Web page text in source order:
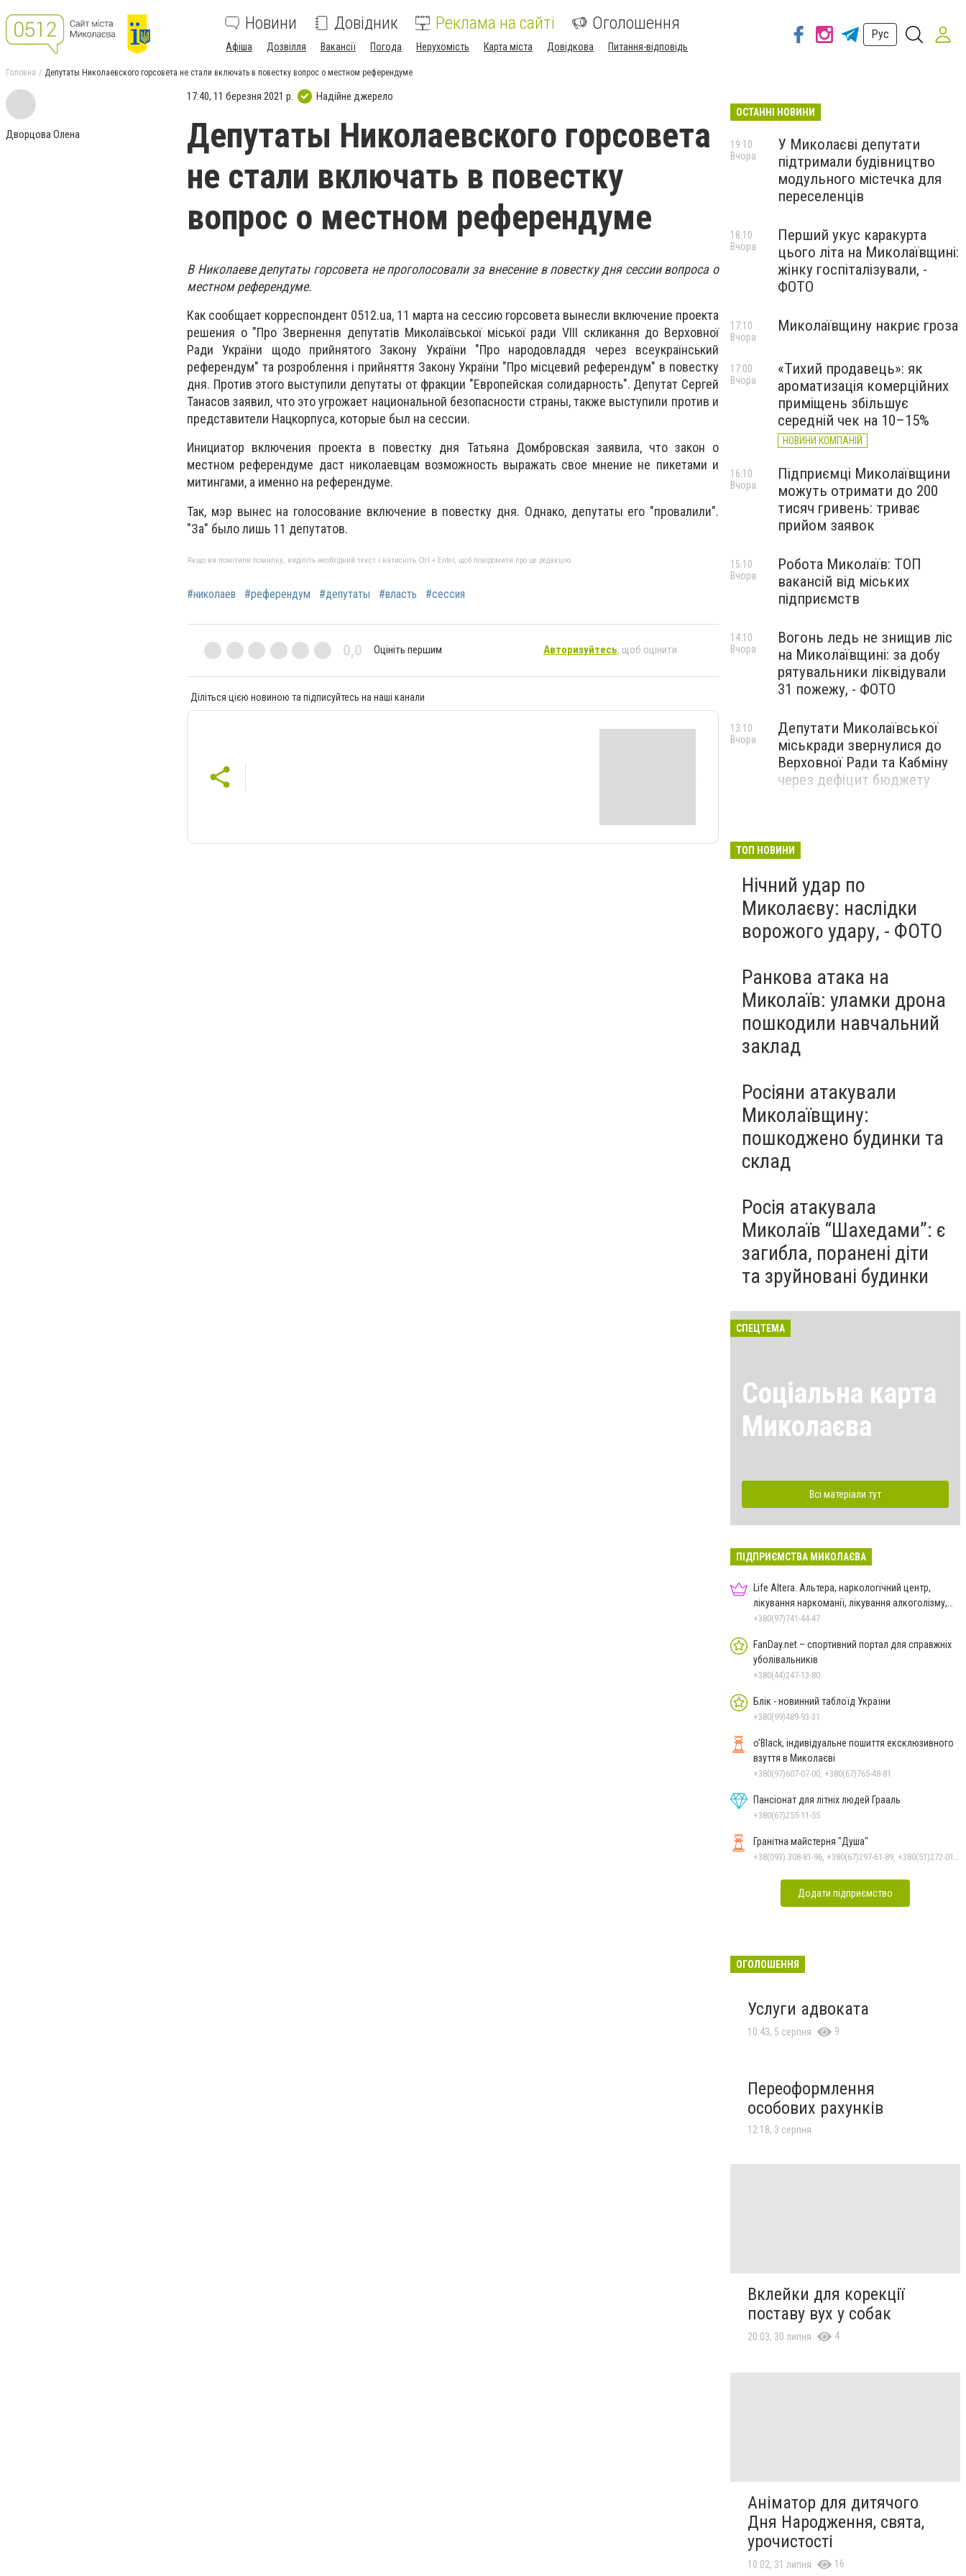
Новини Довідник Реклама на сайті Оголошення
Афіша Дозвілля Вакансії Погода Нерухомість Карта міста Довідкова Питання-відповідь
Рус
Головна Депутаты Николаевского горсовета не стали включать в повестку вопрос о местном референдуме
Дворцова Олена
17:40, 11 березня 2021 р. Надійне джерело
Депутаты Николаевского горсовета
не стали включать в повестку
вопрос о местном референдуме
В Николаеве депутаты горсовета не проголосовали за внесение в повестку дня сессии вопроса о
местном референдуме.
Как сообщает корреспондент 0512.ua, 11 марта на сессию горсовета вынесли включение проекта
решения о "Про Звернення депутатів Миколаївської міської ради VIII скликання до Верховної
Ради України щодо прийнятого Закону України "Про народовладдя через всеукраїнський
референдум" та розроблення і прийняття Закону України "Про місцевий референдум" в повестку
дня. Против этого выступили депутаты от фракции "Европейская солидарность". Депутат Сергей
Танасов заявил, что это угрожает национальной безопасности страны, также выступили против и
представители Нацкорпуса, которые был на сессии.
Инициатор включения проекта в повестку дня Татьяна Домбровская заявила, что закон о
местном референдуме даст николаевцам возможность выражать свое мнение не пикетами и
митингами, а именно на референдуме.
Так, мэр вынес на голосование включение в повестку дня. Однако, депутаты его "провалили".
"За" было лишь 11 депутатов.
Якщо ви помітили помилку, виділіть необхідний текст і натисніть Ctrl + Enter, щоб повідомити про це редакцію
#николаев #референдум #депутаты #власть #сессия
0,0 Оцініть першим Авторизуйтесь, щоб оцінити
Діліться цією новиною та підписуйтесь на наші канали
ОСТАННІ НОВИНИ
У Миколаєві депутати
підтримали будівництво
модульного містечка для
переселенців
19:10
Вчора
Перший укус каракурта
цього літа на Миколаївщині:
жінку госпіталізували, -
ФОТО
18:10
Вчора
Миколаївщину накриє гроза
17:10
Вчора
«Тихий продавець»: як
ароматизація комерційних
приміщень збільшує
середній чек на 10–15%
НОВИНИ КОМПАНІЙ
17:00
Вчора
Підприємці Миколаївщини
можуть отримати до 200
тисяч гривень: триває
прийом заявок
16:10
Вчора
Робота Миколаїв: ТОП
вакансій від міських
підприємств
15:10
Вчора
Вогонь ледь не знищив ліс
на Миколаївщині: за добу
рятувальники ліквідували
31 пожежу, - ФОТО
14:10
Вчора
Депутати Миколаївської
міськради звернулися до
Верховної Ради та Кабміну
через дефіцит бюджету
13:10
Вчора
ТОП НОВИНИ
Нічний удар по
Миколаєву: наслідки
ворожого удару, - ФОТО
Ранкова атака на
Миколаїв: уламки дрона
пошкодили навчальний
заклад
Росіяни атакували
Миколаївщину:
пошкоджено будинки та
склад
Росія атакувала
Миколаїв “Шахедами”: є
загибла, поранені діти
та зруйновані будинки
СПЕЦТЕМА
Соціальна карта
Миколаєва
Всі матеріали тут
ПІДПРИЄМСТВА МИКОЛАЄВА
Life Altera. Альтера, наркологічний центр,
лікування наркоманії, лікування алкоголізму,
зняття ломки
+380(97)741-44-47
FanDay.net – спортивний портал для справжніх
уболівальників
+380(44)247-13-80
Блік - новинний таблоїд України
+380(99)489-93-31
o'Black, індивідуальне пошиття ексклюзивного
взуття в Миколаєві
+380(97)607-07-00, +380(67)765-48-81
Пансіонат для літніх людей Грааль
+380(67)255-11-55
Гранітна майстерня "Душа"
Додати підприємство
ОГОЛОШЕННЯ
Услуги адвоката
10:43, 5 серпня 9
Переоформлення
особових рахунків
12:18, 3 серпня
Вклейки для корекції
поставу вух у собак
20:03, 30 липня 4
Аніматор для дитячого
Дня Народження, свята,
урочистості
10:02, 31 липня 16